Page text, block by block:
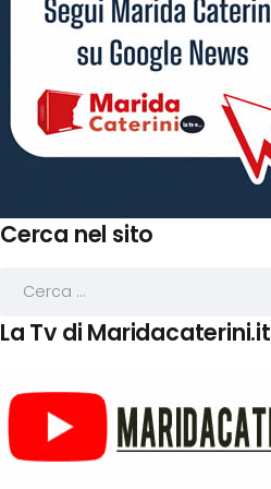
Cerca nel sito
La Tv di Maridacaterini.it